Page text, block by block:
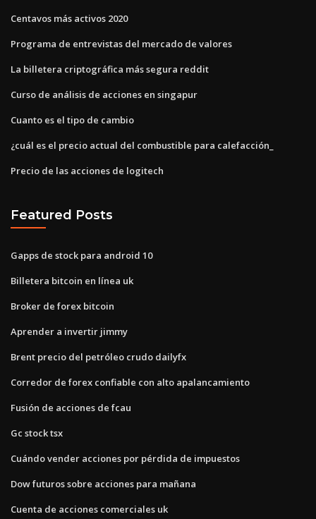
Centavos más activos 2020
Programa de entrevistas del mercado de valores
La billetera criptográfica más segura reddit
Curso de análisis de acciones en singapur
Cuanto es el tipo de cambio
¿cuál es el precio actual del combustible para calefacción_
Precio de las acciones de logitech
Featured Posts
Gapps de stock para android 10
Billetera bitcoin en línea uk
Broker de forex bitcoin
Aprender a invertir jimmy
Brent precio del petróleo crudo dailyfx
Corredor de forex confiable con alto apalancamiento
Fusión de acciones de fcau
Gc stock tsx
Cuándo vender acciones por pérdida de impuestos
Dow futuros sobre acciones para mañana
Cuenta de acciones comerciales uk